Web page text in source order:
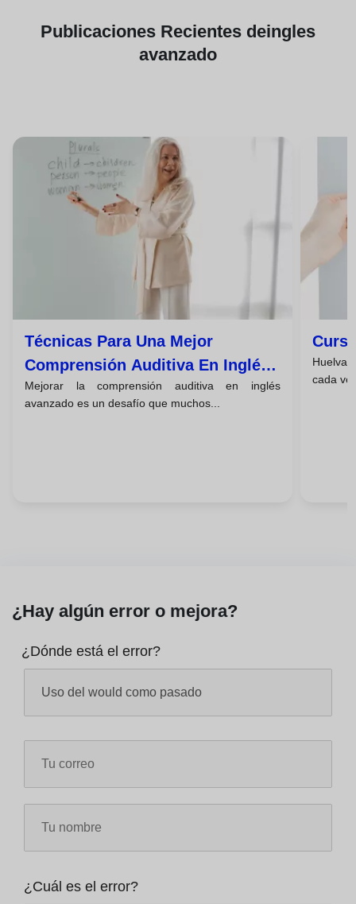
Publicaciones Recientes deingles
avanzado
Técnicas Para Una Mejor
Comprensión Auditiva En Inglés
Avanzado
Mejorar la comprensión auditiva en inglés
avanzado es un desafío que muchos...
Huelva
cada
¿Hay algún error o mejora?
¿Dónde está el error?
¿Cuál es el error?